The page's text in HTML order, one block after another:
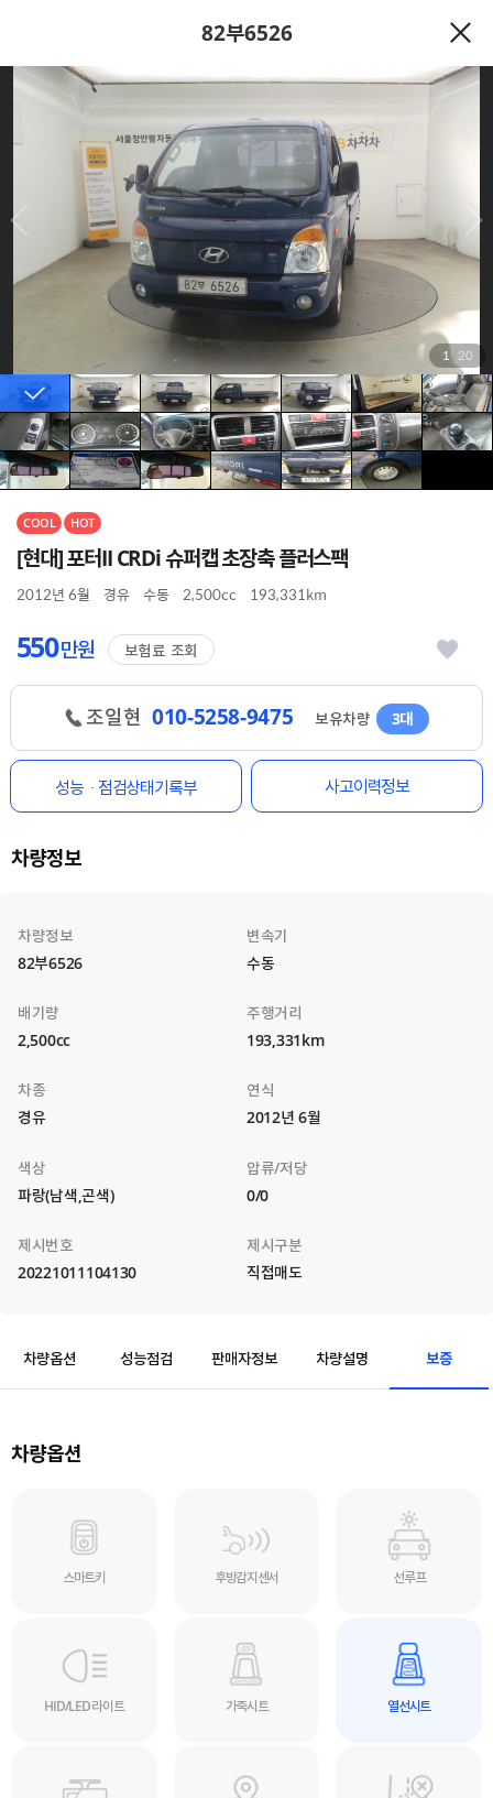
82부6526
1/ 20
COOL HOT
[현대] 포터II CRDi 슈퍼캡 초장축 플러스팩
2012년 6월 경유 수동 2,500cc 193,331km
550만원 보험료 조회
조일현 010-5258-9475 보유차량 3대
성능ㆍ점검상태기록부 사고이력정보
차량정보
차량정보
82부6526
변속기
수동
배기량
2,500cc
주행거리
193,331km
차종
경유
연식
2012년 6월
색상
파랑(남색,곤색)
압류/저당
0/0
제시번호
20221011104130
제시구분
직접매도
차량옵션 성능점검 판매자정보 차량설명 보증
차량옵션
스마트키 후방감지센서 선루프
HID/LED 라이트 가죽시트 열선시트